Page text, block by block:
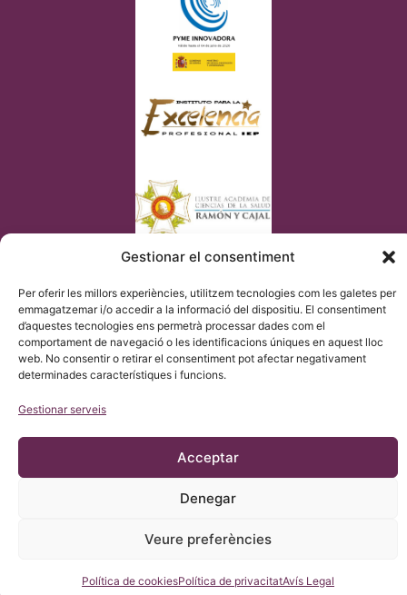
Gestionar el consentiment
Per oferir les millors experiències, utilitzem tecnologies com les galetes per
emmagatzemar i/o accedir a la informació del dispositiu. El consentiment
d’aquestes tecnologies ens permetrà processar dades com el
comportament de navegació o les identificacions úniques en aquest lloc
web. No consentir o retirar el consentiment pot afectar negativament
determinades característiques i funcions.
Gestionar serveis
Acceptar
Denegar
Veure preferències
Política de cookiesPolítica de privacitatAvís Legal
© Copyright Institut Chiari 2025
L’Institut Chiari & Siringomielia & Escoliosis de Barcelona (ICSEB)
compleix amb el que s’estableix en el Reglament UE 2016/679
(RGPD).
El contingut d’aquesta web és una traducció no oficial del text
original de la web en CASTELLÀ, per cortesia de l’Institut Chiari
facilitar la seva comprensió a qualsevol que desitgi accedir a la
Consulteu-nos